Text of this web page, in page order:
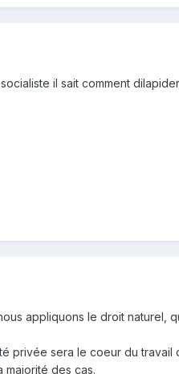
il sait comment
appliquons le droit naturel,
privée sera le coeur du travail
des cas.